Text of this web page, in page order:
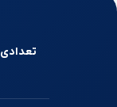
تعدادی